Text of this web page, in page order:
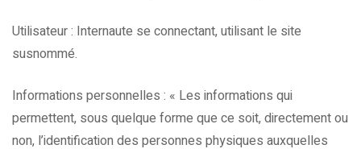
Utilisateur : Internaute se connectant, utilisant le site
susnommé.
Informations personnelles : « Les informations qui
permettent, sous quelque forme que ce soit, directement ou
non, l’identification des personnes physiques auxquelles